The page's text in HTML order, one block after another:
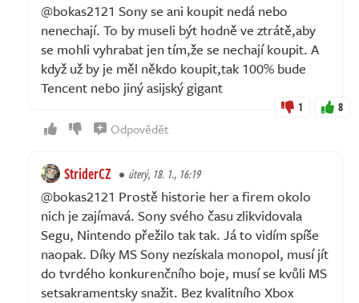
@bokas2121 Sony se ani koupit nedá nebo
nenechají. To by museli být hodně ve ztrátě,aby
se mohli vyhrabat jen tím,že se nechají koupit. A
když už by je měl někdo koupit,tak 100% bude
Tencent nebo jiný asijský gigant
1 8
Odpovědět
StriderCZ úterý, 18. 1., 16:19
@bokas2121 Prostě historie her a firem okolo
nich je zajímavá. Sony svého času zlikvidovala
Segu, Nintendo přežilo tak tak. Já to vidím spíše
naopak. Díky MS Sony nezískala monopol, musí jít
do tvrdého konkurenčního boje, musí se kvůli MS
setsakramentsky snažit. Bez kvalitního Xbox